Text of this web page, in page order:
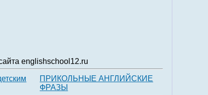
englishschool12.ru
ПРИКОЛЬНЫЕ АНГЛИЙСКИЕ
ФРАЗЫ